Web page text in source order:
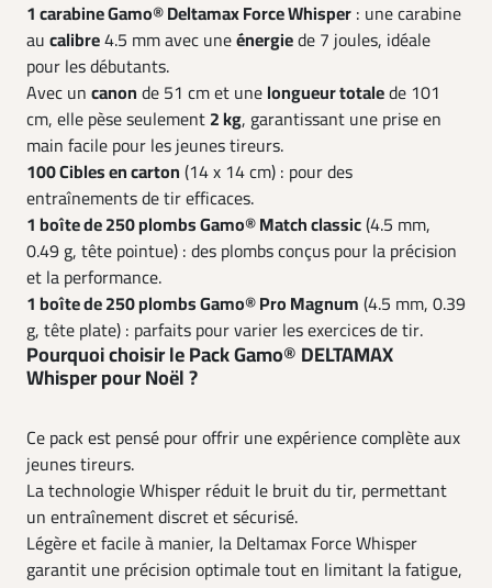
1 carabine Gamo® Deltamax Force Whisper : une carabine
au calibre4.5 mm avec uneénergiede 7 joules, idéale
pour les débutants.
Avec un canon de 51 cm et une longueur totalede 101
cm, elle pèse seulement 2 kg, garantissant une prise en
main facile pour les jeunes tireurs.
100 Cibles en carton (14 x 14 cm) : pour des
entraînements de tir efficaces.
1 boîte de 250 plombs Gamo® Match classic(4.5 mm,
0.49 g, tête pointue) : des plombs conçus pour la précision
et la performance.
1 boîte de 250 plombs Gamo® Pro Magnum (4.5 mm, 0.39
g, tête plate) : parfaits pour varier les exercices de tir.
Pourquoi choisir le Pack Gamo® DELTAMAX
Whisper pour Noël ?
Ce pack est pensé pour offrir une expérience complète aux
jeunes tireurs.
La technologie Whisper réduit le bruit du tir, permettant
un entraînement discret et sécurisé.
Légère et facile à manier, la Deltamax Force Whisper
garantit une précision optimale tout en limitant la fatigue,